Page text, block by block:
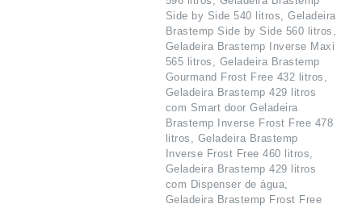
Side by Side 540 litros, Geladeira
Brastemp Side by Side 560 litros,
Geladeira Brastemp Inverse Maxi
565 litros, Geladeira Brastemp
Gourmand Frost Free 432 litros,
Geladeira Brastemp 429 litros
com Smart door Geladeira
Brastemp Inverse Frost Free 478
litros, Geladeira Brastemp
Inverse Frost Free 460 litros,
Geladeira Brastemp 429 litros
com Dispenser de água,
Geladeira Brastemp Frost Free